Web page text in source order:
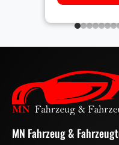
MN Fahrzeug &